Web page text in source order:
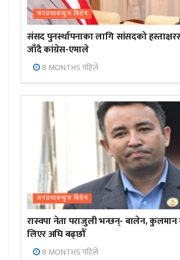
जनप्रभाबन्युज विशेष
संसद पुनर्स्थापनाका लागि सांसदको
जाँदै कांग्रेस-एमाले
8 MONTHS पहिले
जनप्रभाबन्युज विशेष
रास्वपा नेता पराजुली भन्छन्- बालेन, कुलमान
लिएर अघि बढ्छौँ
8 MONTHS पहिले